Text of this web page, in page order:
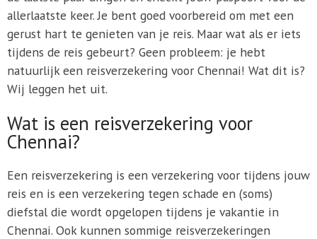
allerlaatste keer. Je bent goed voorbereid om met een
gerust hart te genieten van je reis. Maar wat als er iets
tijdens de reis gebeurt? Geen probleem: je hebt
natuurlijk een reisverzekering voor Chennai! Wat dit is?
Wij leggen het uit.
Wat is een reisverzekering voor
Chennai?
Een reisverzekering is een verzekering voor tijdens jouw
reis en is een verzekering tegen schade en (soms)
diefstal die wordt opgelopen tijdens je vakantie in
Chennai. Ook kunnen sommige reisverzekeringen